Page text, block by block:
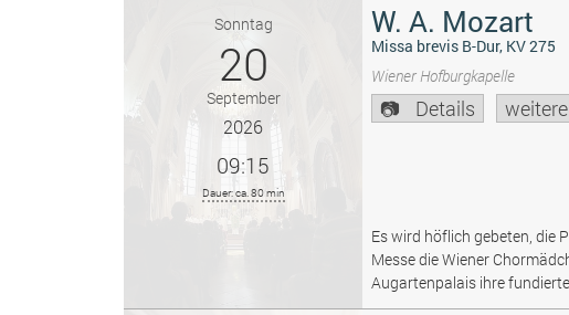
Sonntag
20
September
2026
09:15
Dauer: ca. 80 min
W. A. Mozart
Missa brevis B-Dur, KV 275
Wiener Hofburgkapelle
Details
Es wird höflich gebeten, die
Messe die Wiener
Augartenpalais ihre